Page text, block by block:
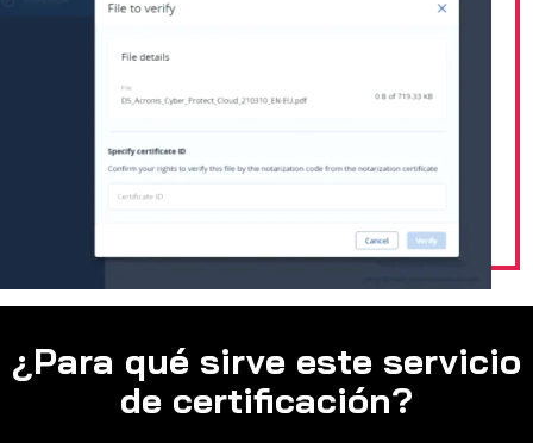
¿Para qué sirve este servicio
de certificación?